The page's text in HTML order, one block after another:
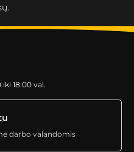
18:00 val.
darbo valandomis